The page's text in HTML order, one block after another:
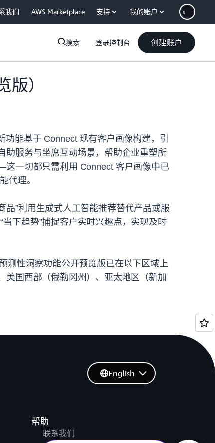
我们 AWS Marketplace 支持 我的账户
搜索 登录控制台 创建账户
）
能基于 Connect 现有客户画像构建，引
助服务与坐席互动场景，帮助企业重塑所
一切都只需利用 Connect 客户画像中已
代理。
品”利用生成式人工智能推荐替代产品或服
下趋势”捕捉客户实时兴趣点，实现及时
测性洞察功能公开预览版已在以下区域上
美国西部（俄勒冈州）、亚太地区（新加
帮助
联系我们
English